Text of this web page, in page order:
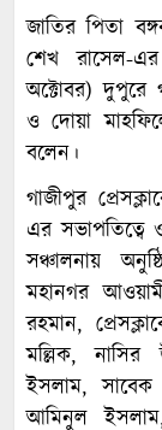
জাতির পিতা
শেখ রাসেল-
অক্টোবর) দুপুরে
ও দোয়া
বলেন।
গাজীপুর
এর
সঞ্চালনায়
মহানগর
রহমান,
মল্লিক,
ইসলাম,
আমিনুল